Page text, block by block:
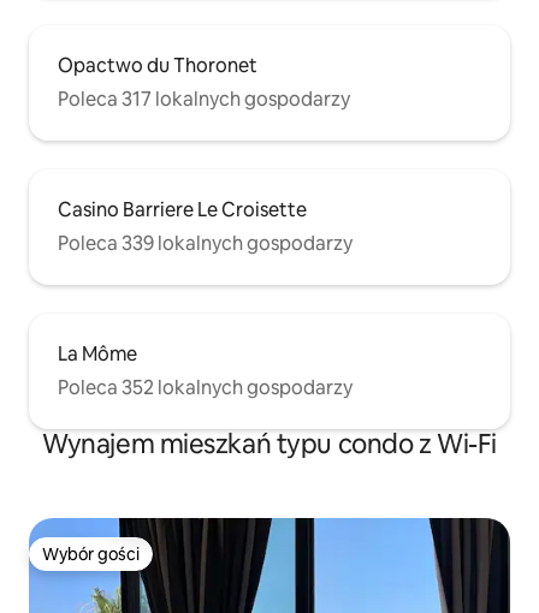
Opactwo du Thoronet
Poleca 317 lokalnych gospodarzy
Casino Barriere Le Croisette
Poleca 339 lokalnych gospodarzy
La Môme
Poleca 352 lokalnych gospodarzy
Wynajem mieszkań typu condo z Wi-Fi
Wybór gości
Wybór gości